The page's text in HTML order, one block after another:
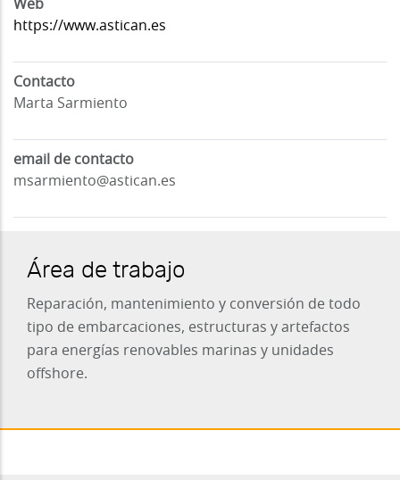
Web
https://www.astican.es
Contacto
Marta Sarmiento
email de contacto
msarmiento@astican.es
Área de trabajo
Reparación, mantenimiento y conversión de todo
tipo de embarcaciones, estructuras y artefactos
para energías renovables marinas y unidades
offshore.